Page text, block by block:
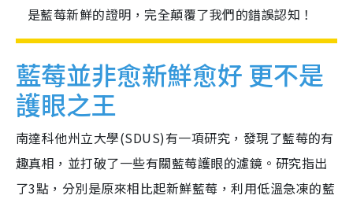
是藍莓新鮮的證明，完全顛覆了我們的錯誤認知！
藍莓並非愈新鮮愈好 更不是
護眼之王
南達科他州立大學(SDUS)有一項研究，發現了藍莓的有
趣真相，並打破了一些有關藍莓護眼的濾鏡。研究指出
了3點，分別是原來相比起新鮮藍莓，利用低溫急凍的藍